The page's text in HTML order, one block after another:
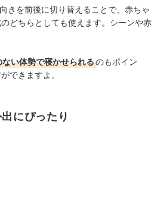
きを前後に切り替えることで、赤ちゃ
どちらとしても使えます。シーンや赤
い体勢で寝かせられるのもポイン
できますよ。
にぴったり